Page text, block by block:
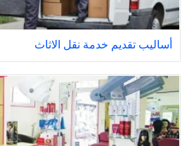
أساليب تقديم خدمة نقل الاثاث